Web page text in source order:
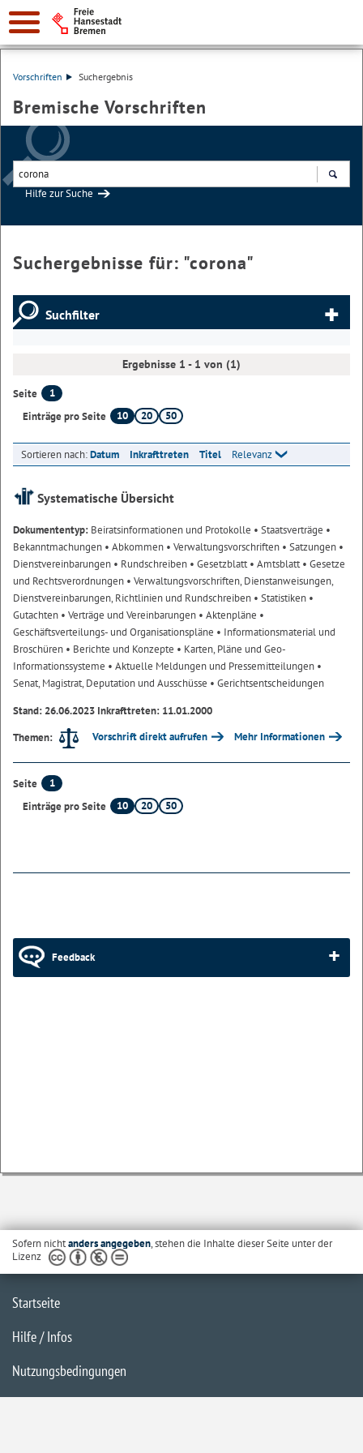
Vorschriften Suchergebnis
Bremische Vorschriften
Hilfe zur Suche
Suchergebnisse für: "corona"
Suchfilter
Ergebnisse 1 - 1 von (1)
Seite
1
Einträge pro Seite
10 20 50
Sortieren nach:Datum Inkrafttreten Titel Relevanz
Systematische Übersicht
Dokumententyp: Beiratsinformationen und Protokolle • Staatsverträge •
Bekanntmachungen • Abkommen • Verwaltungsvorschriften • Satzungen •
Dienstvereinbarungen • Rundschreiben • Gesetzblatt• Amtsblatt• Gesetze
und Rechtsverordnungen • Verwaltungsvorschriften, Dienstanweisungen,
Dienstvereinbarungen, Richtlinien und Rundschreiben • Statistiken •
Gutachten • Verträge und Vereinbarungen • Aktenpläne •
Geschäftsverteilungs- und Organisationspläne • Informationsmaterial und
Broschüren • Berichte und Konzepte • Karten, Pläne und Geo-
Informationssysteme • Aktuelle Meldungen und Pressemitteilungen •
Senat, Magistrat, Deputation und Ausschüsse • Gerichtsentscheidungen
Stand: 26.06.2023 Inkrafttreten: 11.01.2000
Themen:
Vorschrift direkt aufrufen Mehr Informationen
Seite
1
Einträge pro Seite
10 20 50
Feedback
Sofern nichtanders angegeben, stehen die Inhalte dieser Seite unter der
Lizenz
Startseite
Hilfe / Infos
Nutzungsbedingungen